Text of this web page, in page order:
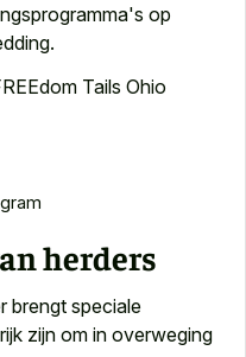
op
Tails Ohio
herders
brengt speciale
zijn om in overweging